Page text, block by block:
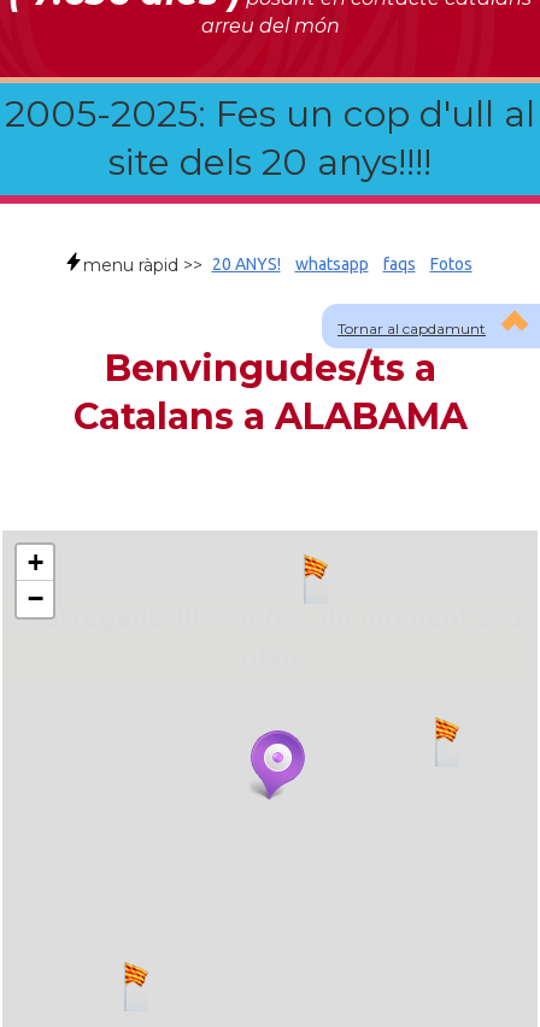
arreu del món
2005-2025: Fes un cop d'ull al
site dels 20 anys!!!!
Tornar al capdamunt
menu ràpid >> 20 ANYS! whatsapp faqs Fotos
Benvingudes/ts a
Catalans a ALABAMA
... carregant 484 webs... un moment si us
+
−